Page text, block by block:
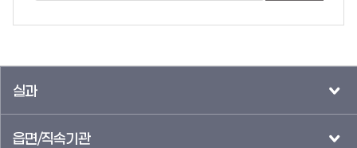
실과
읍면/직속기관